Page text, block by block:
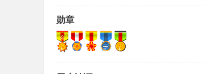
勋章